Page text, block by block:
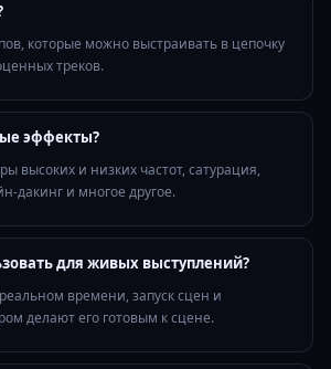
которые можно выстраивать в цепочку
треков.
эффекты?
высоких и низких частот, сатурация,
дакинг и многое другое.
для живых выступлений?
времени, запуск сцен и
делают его готовым к сцене.